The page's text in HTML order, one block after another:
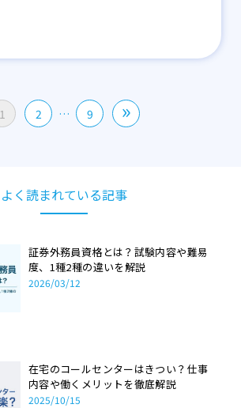
1 2 … 9 »
よく読まれている記事
証券外務員資格とは？試験内容や難易
度、1種2種の違いを解説
2026/03/12
在宅のコールセンターはきつい？仕事
内容や働くメリットを徹底解説
2025/10/15